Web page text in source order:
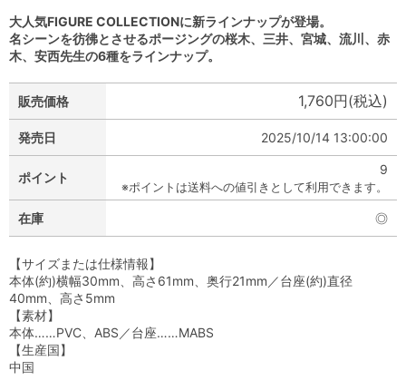
大人気FIGURE COLLECTIONに新ラインナップが登場。
名シーンを彷彿とさせるポージングの桜木、三井、宮城、流川、赤
木、安西先生の6種をラインナップ。
販売価格 1,760円(税込)
発売日 2025/10/14 13:00:00
ポイント
9
※ポイントは送料への値引きとして利用できます。
在庫 ◎
【サイズまたは仕様情報】
本体(約)横幅30mm、高さ61mm、奥行21mm／台座(約)直径
40mm、高さ5mm
【素材】
本体……PVC、ABS／台座……MABS
【生産国】
中国